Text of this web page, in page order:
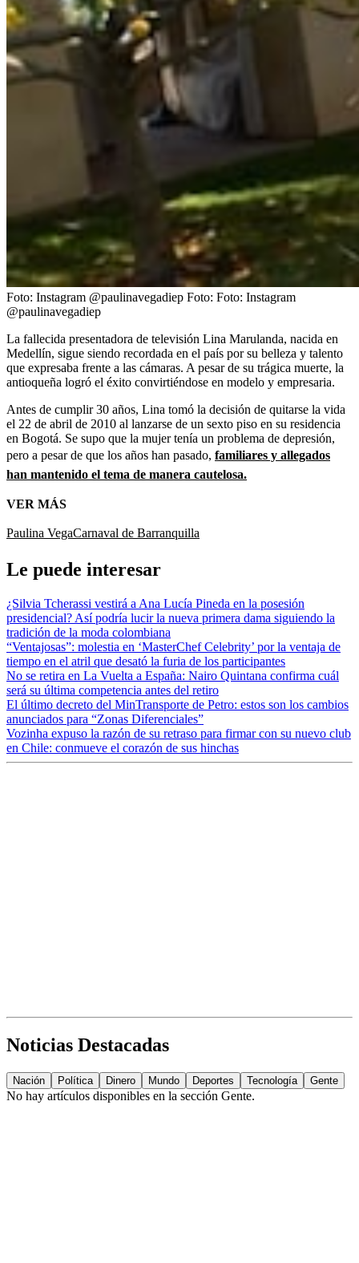
Foto: Instagram @paulinavegadiep Foto: Foto: Instagram
@paulinavegadiep
La fallecida presentadora de televisión Lina Marulanda, nacida en
Medellín, sigue siendo recordada en el país por su belleza y talento
que expresaba frente a las cámaras. A pesar de su trágica muerte, la
antioqueña logró el éxito convirtiéndose en modelo y empresaria.
Antes de cumplir 30 años, Lina tomó la decisión de quitarse la vida
el 22 de abril de 2010 al lanzarse de un sexto piso en su residencia
en Bogotá. Se supo que la mujer tenía un problema de depresión,
pero a pesar de que los años han pasado, familiares y allegados
han mantenido el tema de manera cautelosa.
VER MÁS
Paulina VegaCarnaval de Barranquilla
Le puede interesar
¿Silvia Tcherassi vestirá a Ana Lucía Pineda en la posesión
presidencial? Así podría lucir la nueva primera dama siguiendo la
tradición de la moda colombiana
“Ventajosas”: molestia en ‘MasterChef Celebrity’ por la ventaja de
tiempo en el atril que desató la furia de los participantes
No se retira en La Vuelta a España: Nairo Quintana confirma cuál
será su última competencia antes del retiro
El último decreto del MinTransporte de Petro: estos son los cambios
anunciados para “Zonas Diferenciales”
Vozinha expuso la razón de su retraso para firmar con su nuevo club
en Chile: conmueve el corazón de sus hinchas
Noticias Destacadas
Nación Política Dinero Mundo Deportes Tecnología Gente
No hay artículos disponibles en la sección Gente.